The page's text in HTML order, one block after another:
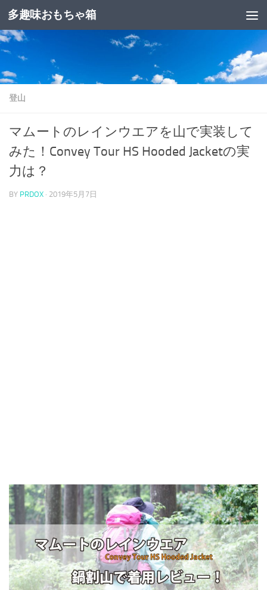
コンテンツへスキップ
多趣味おもちゃ箱
登山
マムートのレインウエアを山で実装して
みた！Convey Tour HS Hooded Jacketの実
力は？
BY PRDOX · 2019年5月7日